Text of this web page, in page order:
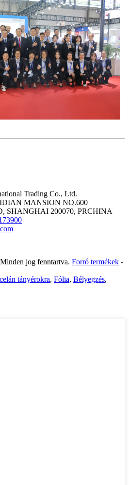
Trading Co., Ltd.
MANSION NO.600
SHANGHAI 200070, PRCHINA
jog fenntartva. Forró termékek -
tányérokra, Fólia, Bélyegzés,